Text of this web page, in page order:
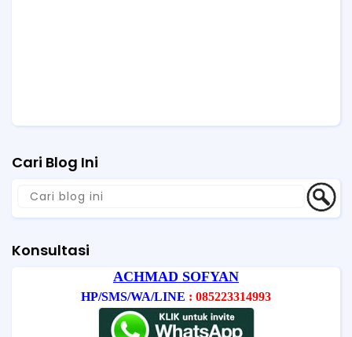
Cari Blog Ini
Konsultasi
ACHMAD SOFYAN
HP/SMS/WA/LINE : 085223314993